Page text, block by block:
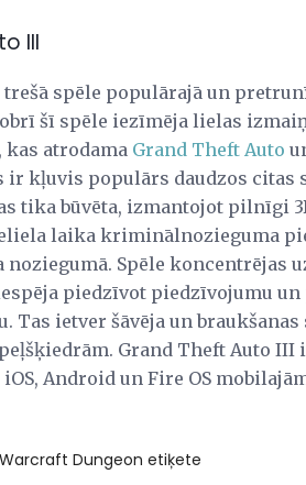
III
spēle populārajā un
šī spēle iezīmēja lielas
kas atrodama Grand Theft Auto
ir kļuvis populārs daudzos citas
tika būvēta, izmantojot pilnīgi
laika kriminālnozieguma
Spēle koncentrējas
piedzīvot piedzīvojumu
Tas ietver šāvēja un
Grand Theft Auto III
Android un Fire OS
Dungeon etiķete